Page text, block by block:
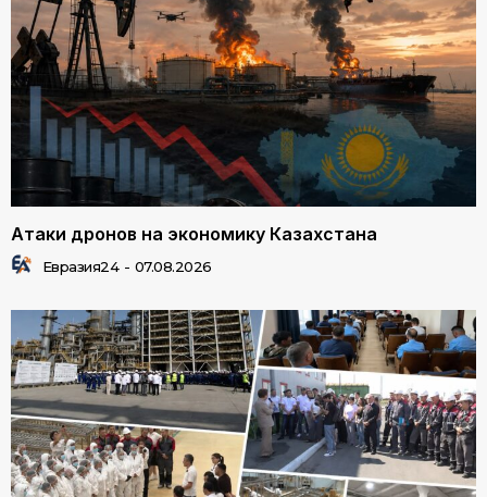
Атаки дронов на экономику Казахстана
Евразия24 - 07.08.2026